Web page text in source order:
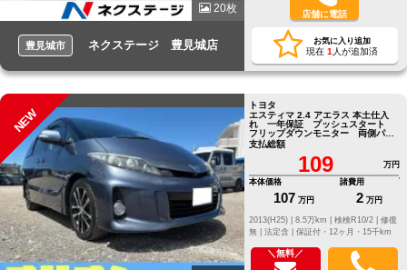
20枚
豊見城市 ネクステージ 豊見城店
店舗に電話
お気に入り追加
現在 1 人が追加済
NEW
トヨタ
エスティマ 2.4 アエラス 本土仕入
れ 一年保証 プッシュスタート
フリップダウンモニター 両側パワ
ースライドドア フルセグTV
支払総額
109
万円
本体価格
107 万円
諸費用
2 万円
修復
無 | 法定含 | 保証付・12ヶ月・15千km
＼無料／